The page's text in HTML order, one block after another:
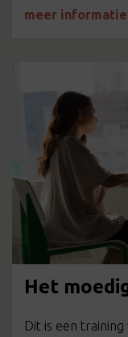
meer informatie
Het
Dit is een